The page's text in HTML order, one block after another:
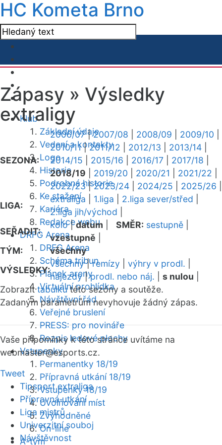
HC Kometa Brno
Klub
Základní údaje
Vedení a kontakty
Logo
Historie
Podrobná historie
Ke stažení
Kariéra
Redakce webu
DRFG Arena
DRFG Arena
Schéma tribun
Plánek areny
Virtuální prohlídka
Návštěvní řád
Veřejné bruslení
PRESS: pro novináře
Rozpis ledové plochy
Vstupenky
Permanentky 18/19
Přípravná utkání 18/19
Vstupenky 18/19
Uvolňování míst
Zvýhodněné
On-line
A-tým
Zápasy » Výsledky
extraligy
SEZONA:
2006/07|2007/08 2008/09 2009/10
2010/11|2011/12 2012/13 2013/14
2014/15
2015/16 2016/17 2017/18
2018/19
2019/20 2020/21 2021/22
2022/23|2023/24 2024/25 2025/26
LIGA:
extraliga 1.liga 2.liga sever/střed
2.liga jih/východ
SEŘADIT:
kolo|datum SMĚR: sestupně
vzestupně
TÝM:
všechny
VÝSLEDKY:
všechny|remízy výhry v prodl.
nájezdy|prodl. nebo náj. s nulou
Zobrazittabulkutéto sezóny a soutěže.
Zadaným parametrům nevyhovuje žádný zápas.
Vaše připomínky k této stránce uvítáme na
webmaster@esports.cz.
Tweet
Tipsport extraliga
Přípravná utkání
Liga mistrů
Univerzitní souboj
Návštěvnost